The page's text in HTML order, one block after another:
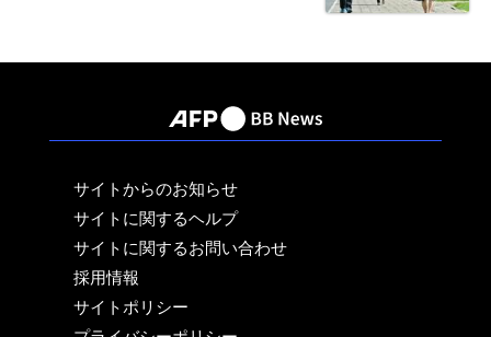
サイトからのお知らせ
サイトに関するヘルプ
サイトに関するお問い合わせ
採用情報
サイトポリシー